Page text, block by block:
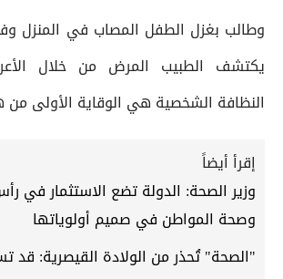
وطالب بغزل الطفل المصاب في المنزل
يكتشف الطبيب المرض من خلال
النظافة الشخصية هي الوقاية الأولى
إقرأ أيضاً
وزير الصحة: الدولة تضع الاستثمار في
وصحة المواطن في صميم أولوياتها
"الصحة" تُحذر من الولادة القيصرية: قد